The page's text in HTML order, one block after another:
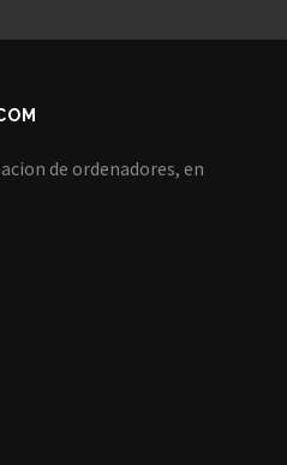
de ordenadores, en